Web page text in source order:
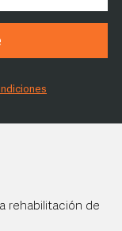
rehabilitación de